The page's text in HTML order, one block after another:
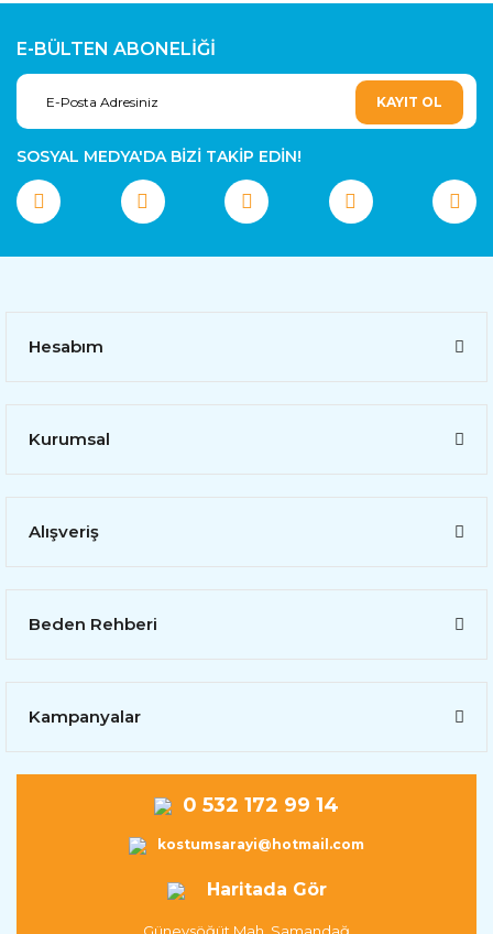
E-BÜLTEN ABONELİĞİ
KAYIT OL
SOSYAL MEDYA'DA BİZİ TAKİP EDİN!
Hesabım
Kurumsal
Alışveriş
Beden Rehberi
Kampanyalar
0 532 172 99 14
kostumsarayi@hotmail.com
Haritada Gör